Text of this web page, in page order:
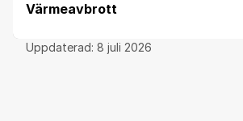
Värmeavbrott
Uppdaterad: 8 juli 2026